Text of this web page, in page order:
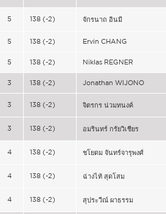
5 138 (-2) จักรนาถ อินมี
5 138 (-2) Ervin CHANG
5 138 (-2) Niklas REGNER
3 138 (-2) Jonathan WIJONO
3 138 (-2) จิตรกร น่วมทนงค์
3 138 (-2) อมรินทร์ กรัยวิเชียร
4 138 (-2) ชโยดม จันทร์จารุพงศ์
4 138 (-2) ฉ่างไท้ สุดโสม
4 138 (-2) สุประวีณ์ ผาธรรม